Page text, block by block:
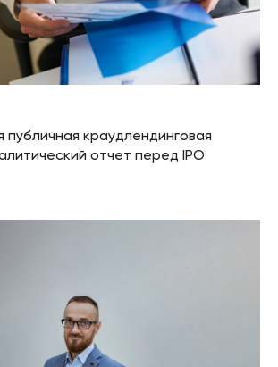
краудлендинговая
отчет перед IPO